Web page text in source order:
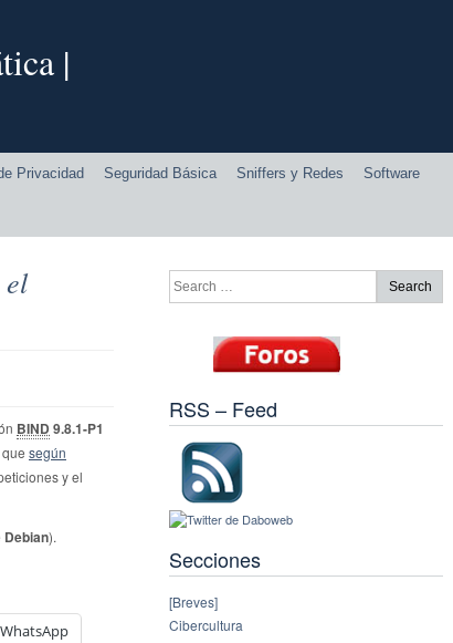
|
Privacidad Seguridad Básica Sniffers y Redes Software
BIND 9.8.1-P1
según
y el
Debian).
WhatsApp
RSS – Feed
Secciones
[Breves]
Cibercultura